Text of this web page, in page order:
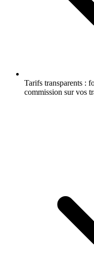
Tarifs transparents :
commission sur vos